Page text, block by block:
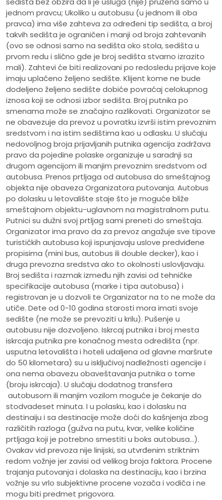
jednom pravcu; Ukoliko u autobusu (u jednom ili oba
pravca) ima više zahteva za određeni tip sedišta, a broj
takvih sedišta je ograničen i manji od broja zahtevanih
(ovo se odnosi samo na sedišta oko stola, sedišta u
prvom redu i slično gde je broj sedišta stvarno izrazito
mali). Zahtevi će biti realizovani po redosledu prijave koje
imaju uplaćeno željeno sedište. Klijent kome ne bude
dodeljeno željeno sedište dobiće povraćaj celokupnog
iznosa koji se odnosi izbor sedišta. Broj putnika po
smenama može se značajno razlikovati. Organizator se
ne obavezuje da prevoz u povratku izvrši istim prevoznim
sredstvom i na istim sedištima kao u odlasku. U slučaju
nedovoljnog broja prijavljanih putnika agencija zadržava
pravo da pojedine polaske organizuje u saradnji sa
drugom agencijom ili manjim prevoznim sredstvom od
autobusa. Prenos prtljaga od autobusa do smeštajnog
objekta nije obaveza Organizatora putovanja. Autobus
po dolasku u letovalište staje što je moguće bliže
smeštajnom objektu-uglavnom na magistralnom putu.
Putnici su dužni svoj prtljag sami preneti do smeštaja.
Organizator ima pravo da za prevoz angažuje sve tipove
turističkih autobusa koji ispunjavaju uslove predviđene
propisima (mini bus, autobus ili double decker), kao i
druga prevozna sredstva ako to okolnosti uslovljavaju.
Broj sedišta i razmak između njih zavisi od tehničke
specifikacije autobusa (marke i tipa autobusa) i
registrovan je u dozvoli te Organizator na to ne može da
utiče. Dete od 0-10 godina starosti mora imati svoje
sedište (ne može se prevoziti u krilu). Pušenje u
autobusu nije dozvoljeno. Iskrcaj putnika i broj mesta
iskrcaja putnika pre konačnog mesta odredišta (npr.
usputna letovališta i hoteli udaljena od glavne maršrute
do 50 kilometara) su u isključivoj nadležnosti agencije i
ona nema obavezu obaveštavanja putnika o tome
(broju iskrcaja). U slučaju dodatnog transfera
autobusom ili manjim vozilom moguće je čekanje do
stodvadeset minuta. I u polasku, kao i dolasku na
destinaiju i sa destinacije može doći do kašnjenja zbog
različitih razloga (gužva na putu, kvar, velike količine
prtljaga koji je potrebno smestiti u boks autobusa...).
Ovakav vid prevoza nije linijski, sa utvrđenim striktnim
redom vožnje jer zavisi od velikog broja faktora. Procene
trajanja putovanja i dolaska na destinaciju, kao i brzina
vožnje su vrlo subjektivne procene vozača i vodiča i ne
mogu biti predmet prigovora.